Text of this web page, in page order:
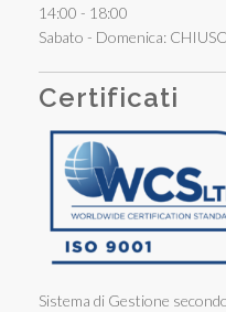
14:00 - 18:00
Sabato - Domenica:
Certificati
Sistema di Gestione